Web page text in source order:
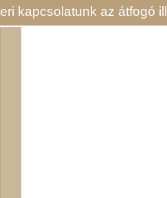
kapcsolatunk az átfogó